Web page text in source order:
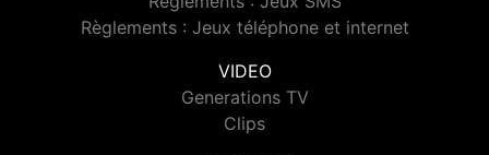
Règlements : Jeux téléphone et internet
VIDEO
Generations TV
Clips